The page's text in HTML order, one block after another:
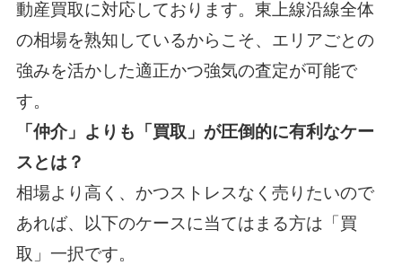
動産買取に対応しております。東上線沿線全体
の相場を熟知しているからこそ、エリアごとの
強みを活かした適正かつ強気の査定が可能で
す。
「仲介」よりも「買取」が圧倒的に有利なケー
スとは？
相場より高く、かつストレスなく売りたいので
あれば、以下のケースに当てはまる方は「買
取」一択です。